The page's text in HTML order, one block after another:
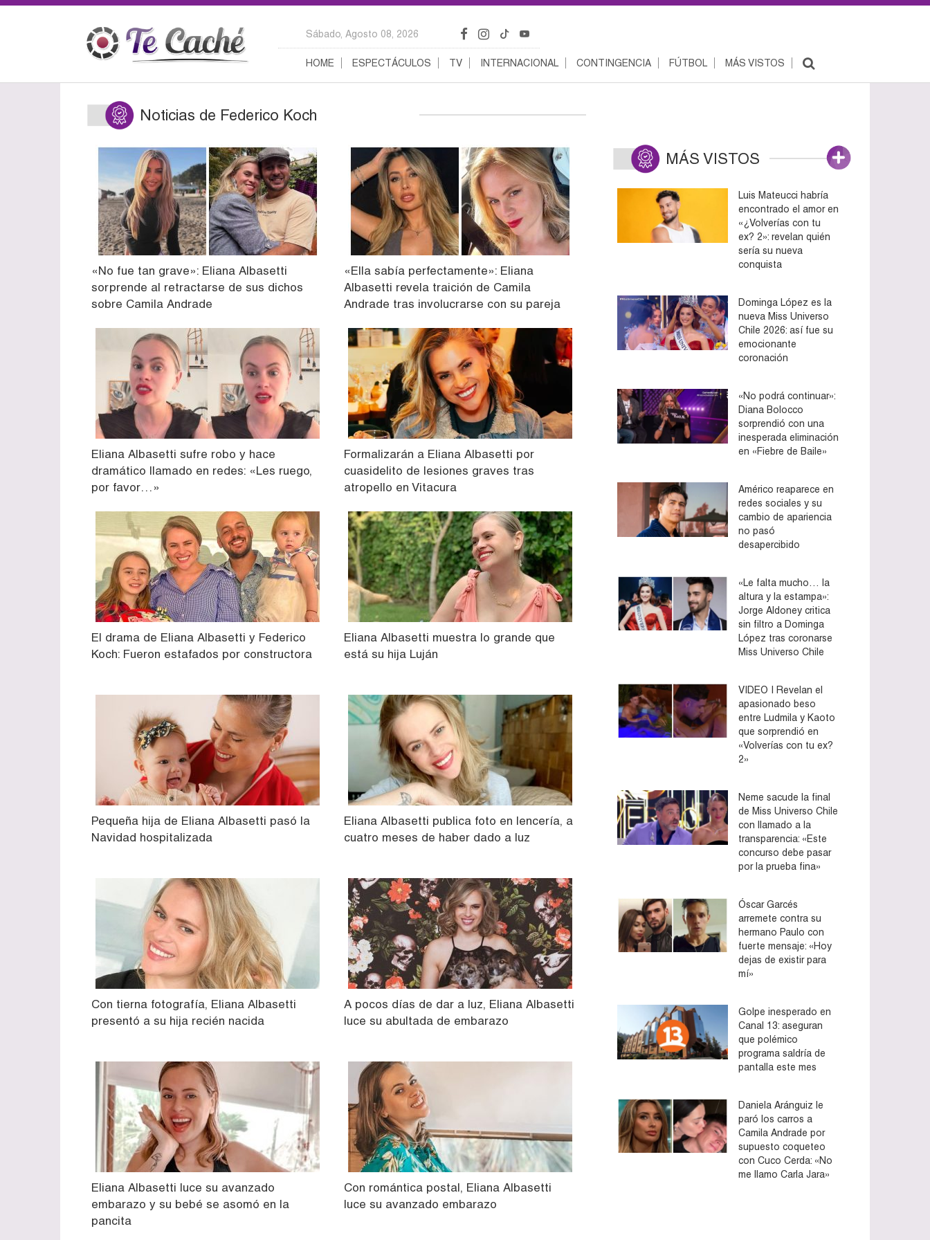
Sábado, Agosto 08, 2026
HOME ESPECTÁCULOS TV INTERNACIONAL CONTINGENCIA FÚTBOL MÁS VISTOS
Noticias de Federico Koch
«No fue tan grave»: Eliana Albasetti
sorprende al retractarse de sus dichos
sobre Camila Andrade
«Ella sabía perfectamente»: Eliana
Albasetti revela traición de Camila
Andrade tras involucrarse con su pareja
Eliana Albasetti sufre robo y hace
dramático llamado en redes: «Les ruego,
por favor…»
Formalizarán a Eliana Albasetti por
cuasidelito de lesiones graves tras
atropello en Vitacura
El drama de Eliana Albasetti y Federico
Koch: Fueron estafados por constructora
Eliana Albasetti muestra lo grande que
está su hija Luján
Pequeña hija de Eliana Albasetti pasó la
Navidad hospitalizada
Eliana Albasetti publica foto en lencería, a
cuatro meses de haber dado a luz
Con tierna fotografía, Eliana Albasetti
presentó a su hija recién nacida
A pocos días de dar a luz, Eliana Albasetti
luce su abultada de embarazo
Eliana Albasetti luce su avanzado
embarazo y su bebé se asomó en la
pancita
Con romántica postal, Eliana Albasetti
luce su avanzado embarazo
MÁS VISTOS
Luis Mateucci habría
encontrado el amor en
«¿Volverías con tu
ex? 2»: revelan quién
sería su nueva
conquista
Dominga López es la
nueva Miss Universo
Chile 2026: así fue su
emocionante
coronación
«No podrá continuar»:
Diana Bolocco
sorprendió con una
inesperada eliminación
en «Fiebre de Baile»
Américo reaparece en
redes sociales y su
cambio de apariencia
no pasó
desapercibido
«Le falta mucho… la
altura y la estampa»:
Jorge Aldoney critica
sin filtro a Dominga
López tras coronarse
Miss Universo Chile
VIDEO | Revelan el
apasionado beso
entre Ludmila y Kaoto
que sorprendió en
«Volverías con tu ex?
2»
Neme sacude la final
de Miss Universo Chile
con llamado a la
transparencia: «Este
concurso debe pasar
por la prueba fina»
Óscar Garcés
arremete contra su
hermano Paulo con
fuerte mensaje: «Hoy
dejas de existir para
mí»
Golpe inesperado en
Canal 13: aseguran
que polémico
programa saldría de
pantalla este mes
Daniela Aránguiz le
paró los carros a
Camila Andrade por
supuesto coqueteo
con Cuco Cerda: «No
me llamo Carla Jara»